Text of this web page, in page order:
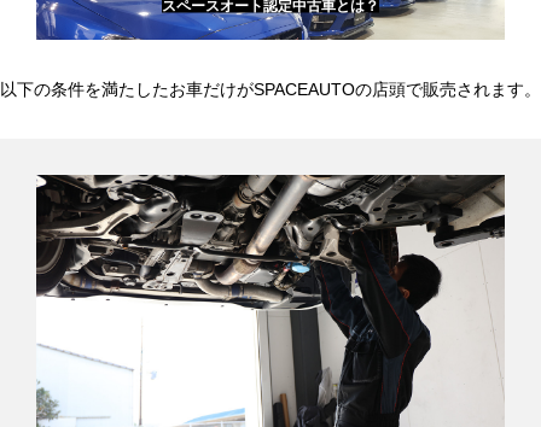
スペースオート認定中古車とは？
以下の条件を満たしたお車だけがSPACEAUTOの店頭で販売されます。